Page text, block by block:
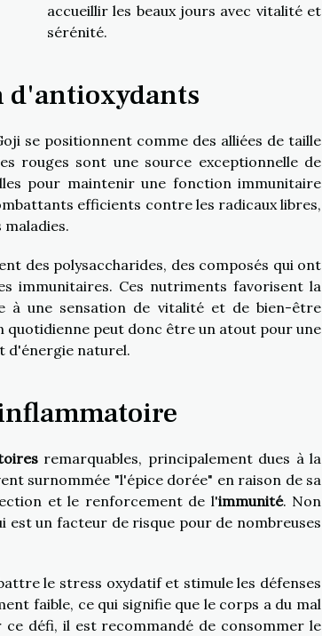
accueillir les beaux jours avec vitalité et
sérénité.
d'antioxydants
se positionnent comme des alliées de taille
rouges sont une source exceptionnelle de
pour maintenir une fonction immunitaire
efficients contre les radicaux libres,
des polysaccharides, des composés qui ont
immunitaires. Ces nutriments favorisent la
à une sensation de vitalité et de bien-être
peut donc être un atout pour une
d'énergie naturel.
remarquables, principalement dues à la
surnommée "l'épice dorée" en raison de sa
et le renforcement de l'immunité. Non
est un facteur de risque pour de nombreuses
le stress oxydatif et stimule les défenses
faible, ce qui signifie que le corps a du mal
défi, il est recommandé de consommer le